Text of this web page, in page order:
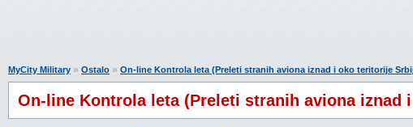
MyCity Military » Ostalo » On-line Kontrola leta (Preleti stranih aviona iznad i oko teritorije
On-line Kontrola leta (Preleti stranih aviona iznad